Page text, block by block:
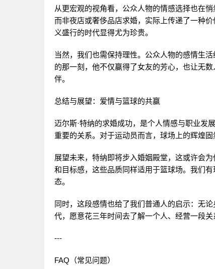
从更宏观的视角看，公众人物的情感选择也在
而非夜店或奢侈品店求婚，实际上传递了一种
义盛行的时代显得尤为珍贵。
当然，我们也需保持理性。公众人物的感情生
的那一刻，他不仅赢得了女友的芳心，也让无
伴。
总结与展望：爱情与篮球的共赢
迈尔斯·特纳的求婚成功，是个人情感与职业发
重要的关系。对于运动员而言，球场上的辉煌
展望未来，特纳即将步入婚姻殿堂，这或许会
和目标感，这些品质同样适用于篮球场。我们
态。
同时，这段感情也给了我们普通人的启示：无
代，愿意花三年时间去了解一个人、经营一段关
---
FAQ（常见问题）